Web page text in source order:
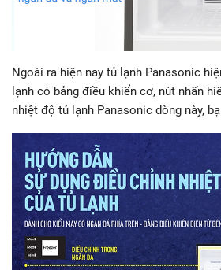
Ngoài ra hiện nay tủ lạnh Panasonic
lạnh có bảng điều khiển cơ, nút nhấn
nhiệt độ tủ lạnh Panasonic dòng này,